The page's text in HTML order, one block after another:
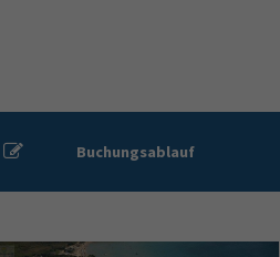
Buchungsablauf